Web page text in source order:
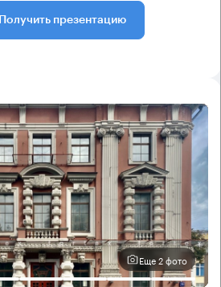
Получить презентацию
Еще 2 фото